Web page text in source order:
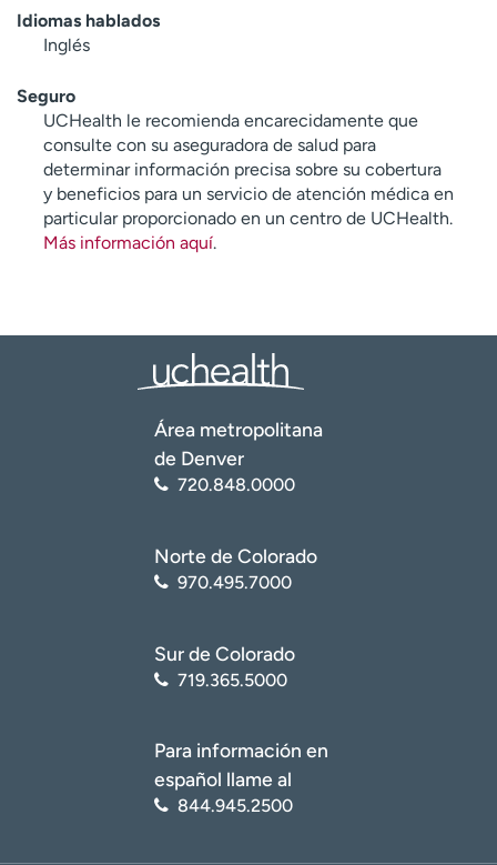
Idiomas hablados
Inglés
Seguro
UCHealth le recomienda encarecidamente que
consulte con su aseguradora de salud para
determinar información precisa sobre su cobertura
y beneficios para un servicio de atención médica en
particular proporcionado en un centro de UCHealth.
Más información aquí.
Área metropolitana
de Denver
720.848.0000
Norte de Colorado
970.495.7000
Sur de Colorado
719.365.5000
Para información en
español llame al
844.945.2500